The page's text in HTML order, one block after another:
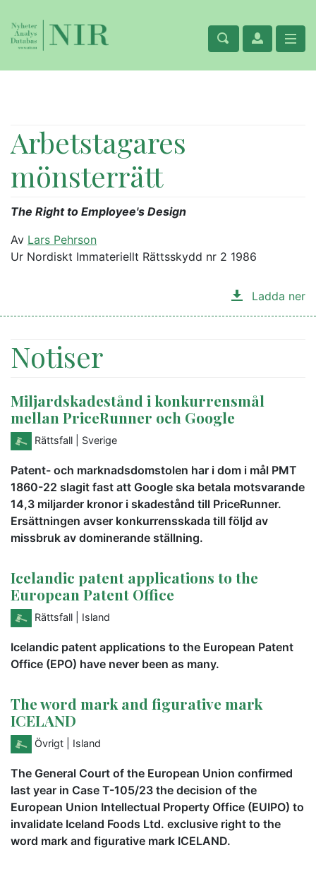
Arbetstagares
mönsterrätt
The Right to Employee's Design
Av Lars Pehrson
Ur Nordiskt Immateriellt Rättsskydd nr 2 1986
Ladda ner
Notiser
Miljardskadestånd i konkurrensmål
mellan PriceRunner och Google
Rättsfall | Sverige
Patent- och marknadsdomstolen har i dom i mål PMT
1860-22 slagit fast att Google ska betala motsvarande
14,3 miljarder kronor i skadestånd till PriceRunner.
Ersättningen avser konkurrensskada till följd av
missbruk av dominerande ställning.
Icelandic patent applications to the
European Patent Office
Rättsfall | Island
Icelandic patent applications to the European Patent
Office (EPO) have never been as many.
The word mark and figurative mark
ICELAND
Övrigt | Island
The General Court of the European Union confirmed
last year in Case T-105/23 the decision of the
European Union Intellectual Property Office (EUIPO) to
invalidate Iceland Foods Ltd. exclusive right to the
word mark and figurative mark ICELAND.